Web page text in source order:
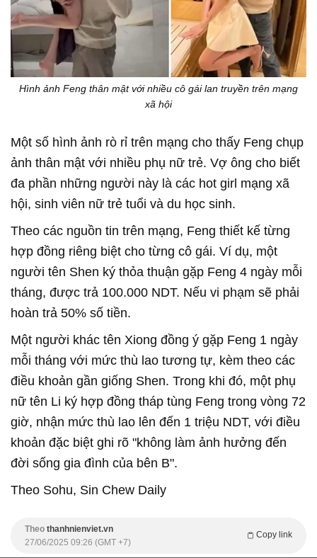
Hình ảnh Feng thân mật với nhiều cô gái lan truyền trên mạng
xã hội
Một số hình ảnh rò rỉ trên mạng cho thấy Feng chụp
ảnh thân mật với nhiều phụ nữ trẻ. Vợ ông cho biết
đa phần những người này là các hot girl mạng xã
hội, sinh viên nữ trẻ tuổi và du học sinh.
Theo các nguồn tin trên mạng, Feng thiết kế từng
hợp đồng riêng biệt cho từng cô gái. Ví dụ, một
người tên Shen ký thỏa thuận gặp Feng 4 ngày mỗi
tháng, được trả 100.000 NDT. Nếu vi phạm sẽ phải
hoàn trả 50% số tiền.
Một người khác tên Xiong đồng ý gặp Feng 1 ngày
mỗi tháng với mức thù lao tương tự, kèm theo các
điều khoản gần giống Shen. Trong khi đó, một phụ
nữ tên Li ký hợp đồng tháp tùng Feng trong vòng 72
giờ, nhận mức thù lao lên đến 1 triệu NDT, với điều
khoản đặc biệt ghi rõ "không làm ảnh hưởng đến
đời sống gia đình của bên B".
Theo Sohu, Sin Chew Daily
Theo thanhnienviet.vn
Copy link
27/06/2025 09:26 (GMT +7)